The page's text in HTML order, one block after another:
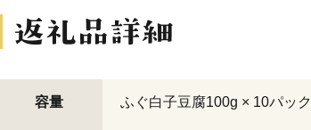
容量 ふぐ白子豆腐100g × 10パック